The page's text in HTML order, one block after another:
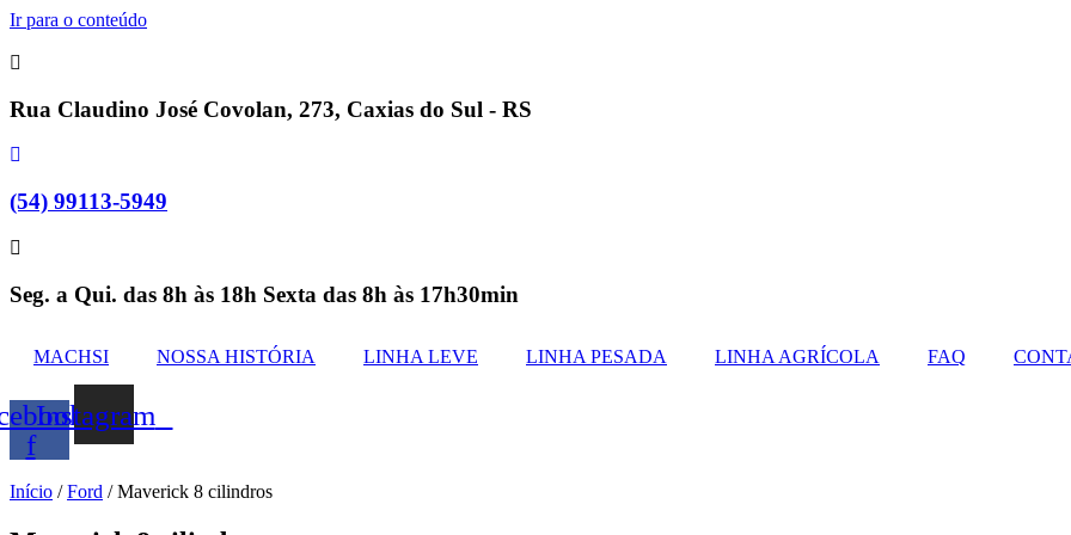
Ir para o conteúdo
Rua Claudino José Covolan, 273, Caxias do Sul - RS
(54) 99113-5949
Seg. a Qui. das 8h às 18h Sexta das 8h às 17h30min
MACHSI NOSSA HISTÓRIA LINHA LEVE LINHA PESADA LINHA AGRÍCOLA FAQ
f
Instagram
Início /Ford / Maverick 8 cilindros